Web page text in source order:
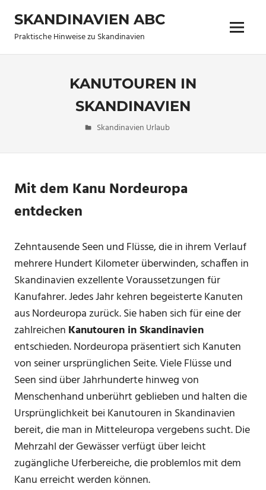
Inhalt
springen
SKANDINAVIEN ABC
Praktische Hinweise zu Skandinavien Menü
KANUTOUREN IN
SKANDINAVIEN
19. Juli 2011
allen
Skandinavien Urlaub
Mit dem Kanu Nordeuropa
entdecken
Zehntausende Seen und Flüsse, die in ihrem Verlauf
mehrere Hundert Kilometer überwinden, schaffen in
Skandinavien exzellente Voraussetzungen für
Kanufahrer. Jedes Jahr kehren begeisterte Kanuten
aus Nordeuropa zurück. Sie haben sich für eine der
zahlreichen Kanutouren in Skandinavien
entschieden. Nordeuropa präsentiert sich Kanuten
von seiner ursprünglichen Seite. Viele Flüsse und
Seen sind über Jahrhunderte hinweg von
Menschenhand unberührt geblieben und halten die
Ursprünglichkeit bei Kanutouren in Skandinavien
bereit, die man in Mitteleuropa vergebens sucht. Die
Mehrzahl der Gewässer verfügt über leicht
zugängliche Uferbereiche, die problemlos mit dem
Kanu erreicht werden können.